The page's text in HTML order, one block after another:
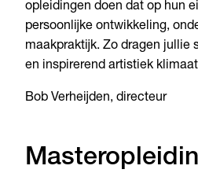
opleidingen doen dat op hun
persoonlijke ontwikkeling,
maakpraktijk. Zo dragen jullie
en inspirerend artistiek
Bob Verheijden, directeur